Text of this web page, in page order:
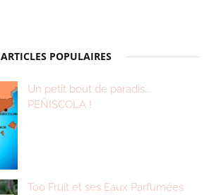
ARTICLES POPULAIRES
Un petit bout de paradis…
PEÑISCOLA !
Too Fruit et ses Eaux Parfumées